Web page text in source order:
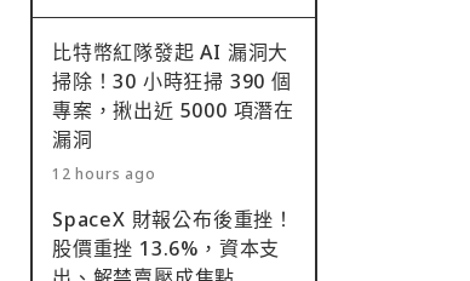
比特幣紅隊發起 AI 漏洞大
掃除！30 小時狂掃 390 個
專案，揪出近 5000 項潛在
漏洞
12 hours ago
SpaceX 財報公布後重挫！
股價重挫 13.6%，資本支